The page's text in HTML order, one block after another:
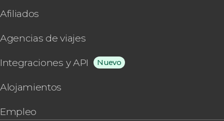
Afiliados
Agencias de viajes
Integraciones y API Nuevo
Alojamientos
Empleo